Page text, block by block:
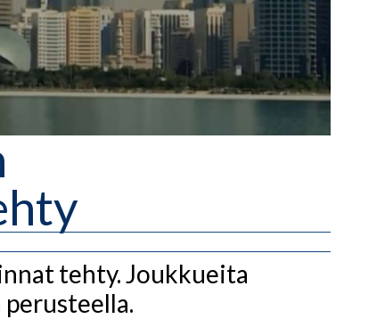
tehty. Joukkueita